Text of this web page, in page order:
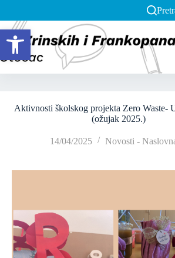
Open toolbar
Aktivnosti školskog projekta Zero Waste-
(ožujak 2025.)
14/04/2025 Novosti -